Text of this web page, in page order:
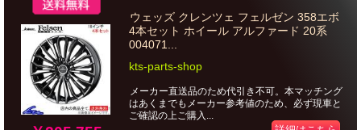
ウェッズ クレンツェ フェルゼン 358エボ
4本セット ホイール アルファード 20系
004071...
kts-parts-shop
メーカー直送品のため代引き不可。本マッチング
はあくまでもメーカー参考値のため、必ず現車と
ご確認の上ご購入...